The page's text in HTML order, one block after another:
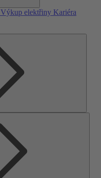
Výkup elektřiny Kariéra